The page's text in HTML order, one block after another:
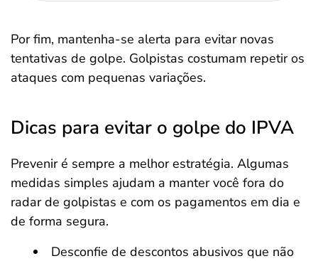
Por fim, mantenha-se alerta para evitar novas
tentativas de golpe. Golpistas costumam repetir os
ataques com pequenas variações.
Dicas para evitar o golpe do IPVA
Prevenir é sempre a melhor estratégia. Algumas
medidas simples ajudam a manter você fora do
radar de golpistas e com os pagamentos em dia e
de forma segura.
Desconfie de descontos abusivos que não